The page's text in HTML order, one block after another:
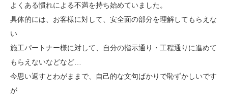
よくある慣れによる不満を持ち始めていました。
具体的には、お客様に対して、安全面の部分を理解してもらえな
い
施工パートナー様に対して、自分の指示通り・工程通りに進めて
もらえないなどなど…
今思い返すとわがままで、自己的な文句ばかりで恥ずかしいです
が